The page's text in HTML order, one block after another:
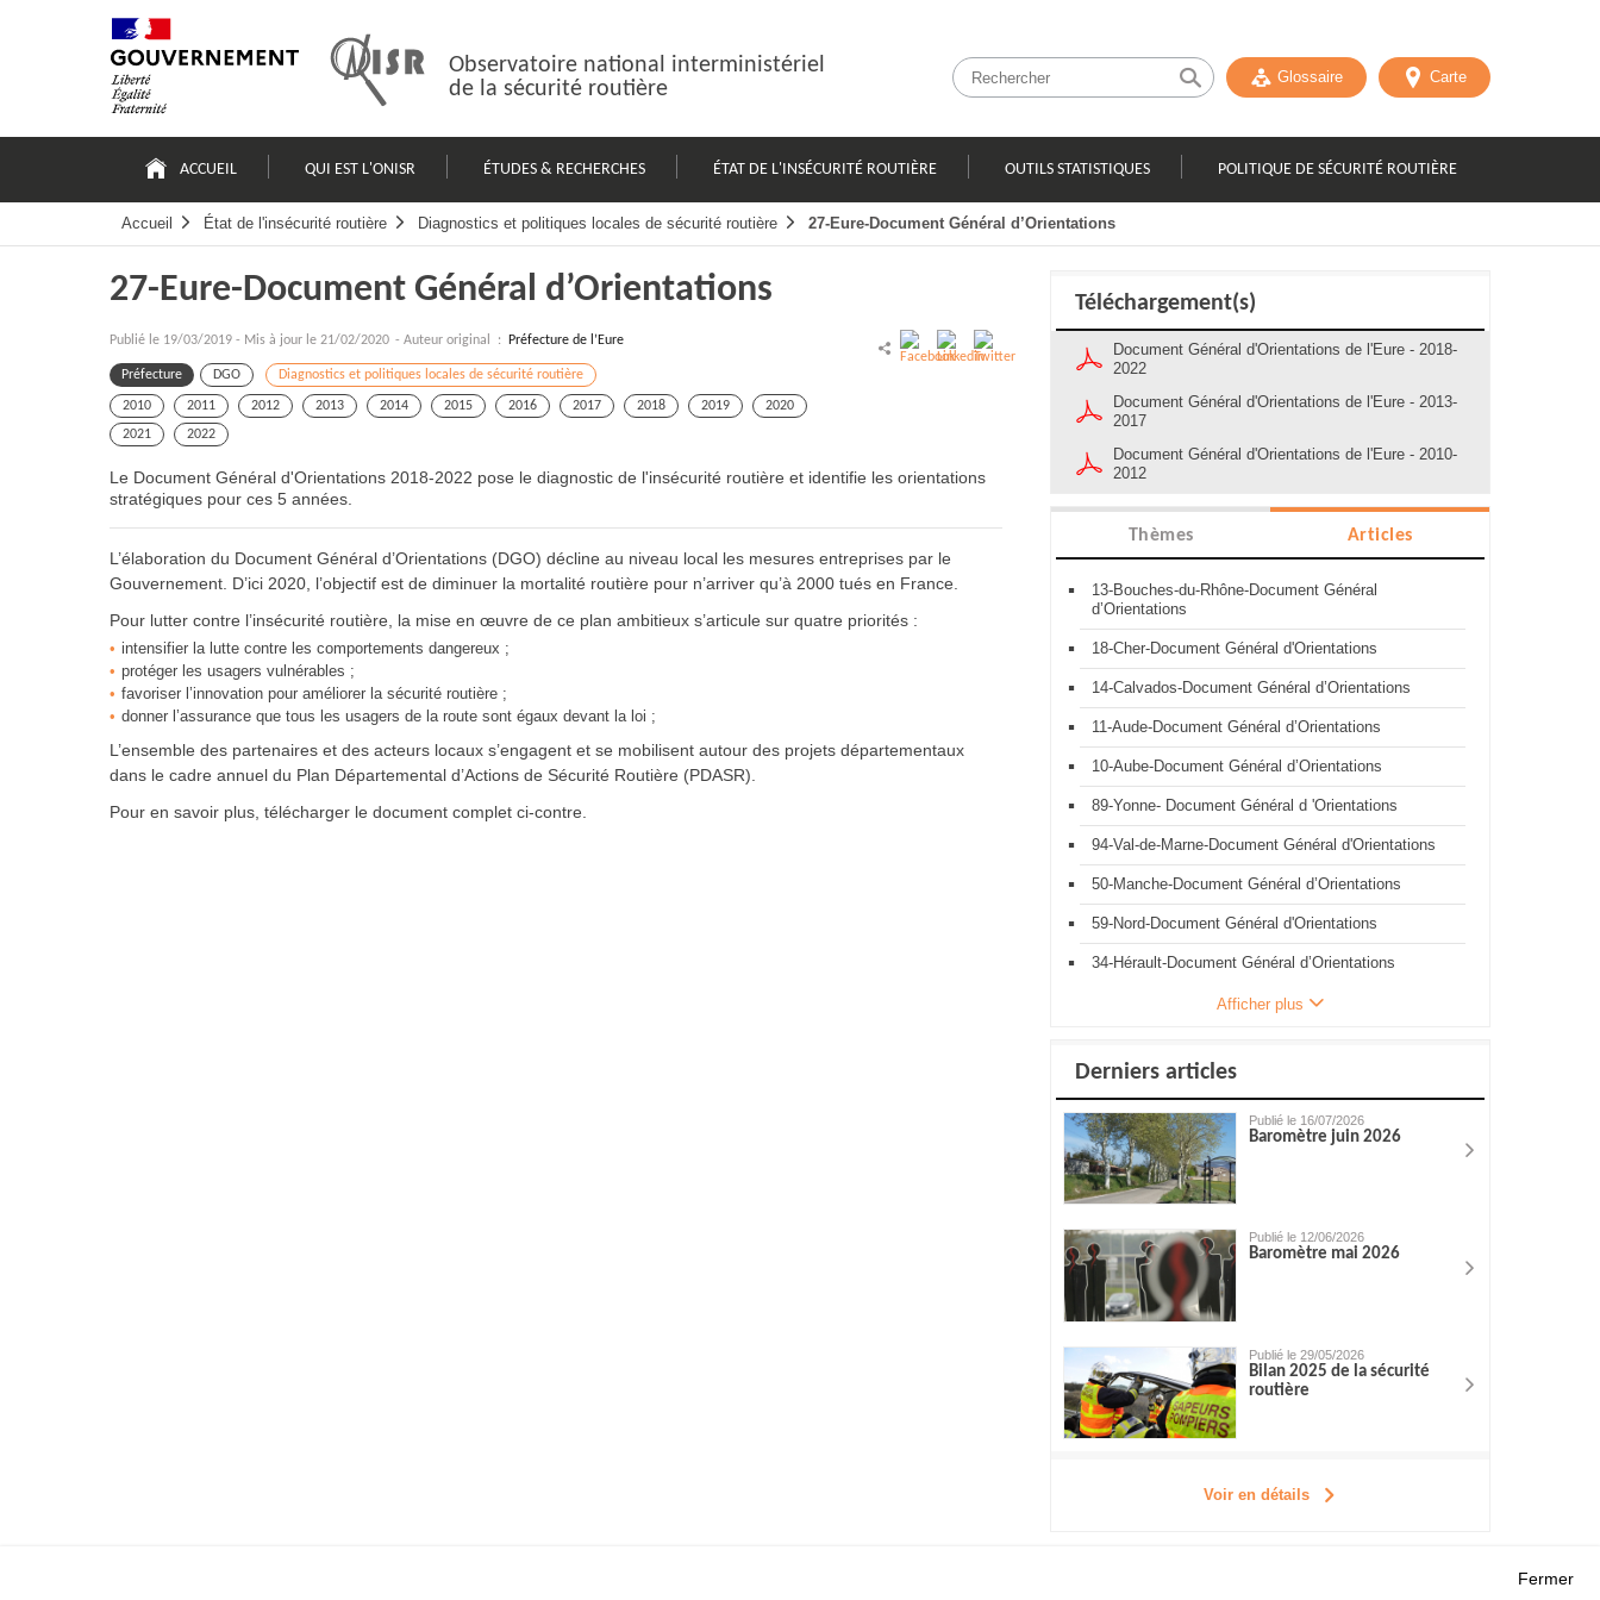
Observatoire national interministériel
de la sécurité routière
Glossaire Carte
principale
ACCUEIL QUI EST L'ONISR ÉTUDES & RECHERCHES ÉTAT DE L'INSÉCURITÉ ROUTIÈRE OUTILS STATISTIQUES POLITIQUE DE SÉCURITÉ ROUTIÈRE
Accueil État de l'insécurité routière Diagnostics et politiques locales de sécurité routière 27-Eure-Document Général d’Orientations
27-Eure-Document Général d’Orientations
Publié le 19/03/2019 - Mis à jour le 21/02/2020 - Auteur original : Préfecture de l’Eure
Préfecture DGO Diagnostics et politiques locales de sécurité routière
2010 2011 2012 2013 2014 2015 2016 2017 2018 2019
2020
2021
2022
Le Document Général d'Orientations 2018-2022 pose le diagnostic de l'insécurité routière et identifie les orientations
stratégiques pour ces 5 années.
L’élaboration du Document Général d’Orientations (DGO) décline au niveau local les mesures entreprises par le
Gouvernement. D’ici 2020, l’objectif est de diminuer la mortalité routière pour n’arriver qu’à 2000 tués en France.
Pour lutter contre l’insécurité routière, la mise en œuvre de ce plan ambitieux s’articule sur quatre priorités :
intensifier la lutte contre les comportements dangereux ;
protéger les usagers vulnérables ;
favoriser l’innovation pour améliorer la sécurité routière ;
donner l’assurance que tous les usagers de la route sont égaux devant la loi ;
L’ensemble des partenaires et des acteurs locaux s’engagent et se mobilisent autour des projets départementaux
dans le cadre annuel du Plan Départemental d’Actions de Sécurité Routière (PDASR).
Pour en savoir plus, télécharger le document complet ci-contre.
Téléchargement(s)
Document Général d'Orientations de l'Eure - 2018-
2022
Document Général d'Orientations de l'Eure - 2013-
2017
Document Général d'Orientations de l'Eure - 2010-
2012
Thèmes Articles
13-Bouches-du-Rhône-Document Général
d’Orientations
18-Cher-Document Général d'Orientations
14-Calvados-Document Général d’Orientations
11-Aude-Document Général d’Orientations
10-Aube-Document Général d’Orientations
89-Yonne- Document Général d 'Orientations
94-Val-de-Marne-Document Général d'Orientations
50-Manche-Document Général d’Orientations
59-Nord-Document Général d'Orientations
34-Hérault-Document Général d’Orientations
Afficher plus
Derniers articles
Publié le 16/07/2026
Baromètre juin 2026
Publié le 12/06/2026
Baromètre mai 2026
Publié le 29/05/2026
Bilan 2025 de la sécurité
routière
Voir en détails
Fermer